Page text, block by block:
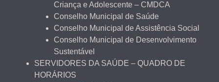
Criança e Adolescente – CMDCA
Conselho Municipal de Saúde
Conselho Municipal de Assistência Social
Conselho Municipal de Desenvolvimento
Sustentável
SERVIDORES DA SAÚDE – QUADRO DE
HORÁRIOS